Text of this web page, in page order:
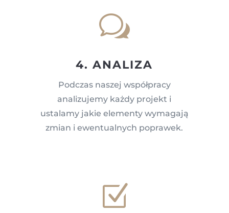
w
4. ANALIZA
Podczas naszej współpracy
analizujemy każdy projekt i
ustalamy jakie elementy wymagają
zmian i ewentualnych poprawek.
Z